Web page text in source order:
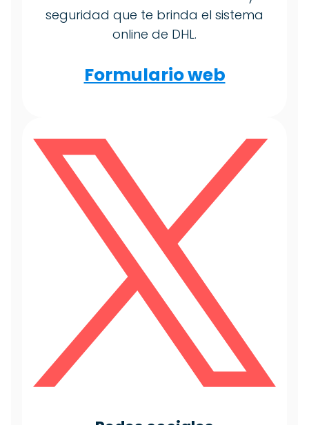
seguridad que te brinda el sistema
online de DHL.
Formulario web